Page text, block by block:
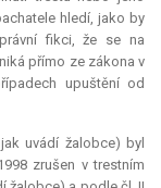
hledí, jako by
fikci, že se na
přímo ze zákona v
upuštění od
uvádí žalobce) byl
zrušen v trestním